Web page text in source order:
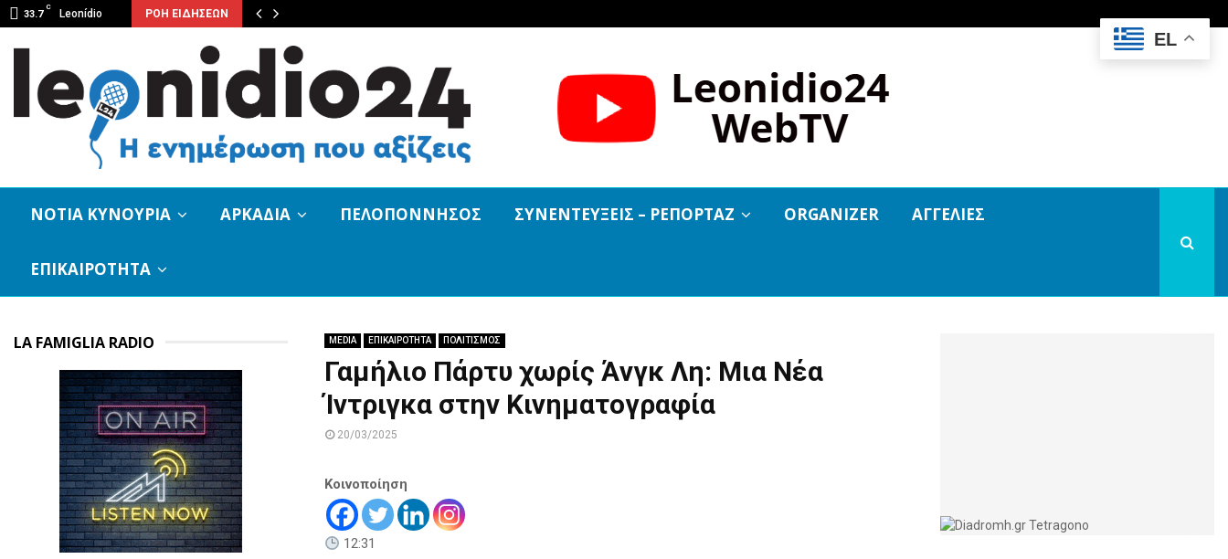
33.7
C
Leonídio ΡΟΗ ΕΙΔΗΣΕΩΝ
ΝΟΤΙΑ ΚΥΝΟΥΡΙΑ ΑΡΚΑΔΙΑ ΠΕΛΟΠΟΝΝΗΣΟΣ ΣΥΝΕΝΤΕΥΞΕΙΣ – ΡΕΠΟΡΤΑΖ ORGANIZER ΑΓΓΕΛΙΕΣ
ΕΠΙΚΑΙΡΟΤΗΤΑ
MEDIA ΕΠΙΚΑΙΡΟΤΗΤΑ ΠΟΛΙΤΙΣΜΟΣ
Γαμήλιο Πάρτυ χωρίς Άνγκ Λη: Μια Νέα
Ίντριγκα στην Κινηματογραφία
20/03/2025
Κοινοποίηση
12:31
LA FAMIGLIA RADIO
EL